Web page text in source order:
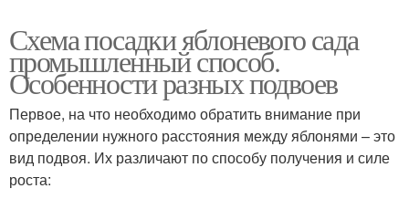
Схема посадки яблоневого сада
промышленный способ.
Особенности разных подвоев
Первое, на что необходимо обратить внимание при
определении нужного расстояния между яблонями – это
вид подвоя. Их различают по способу получения и силе
роста: